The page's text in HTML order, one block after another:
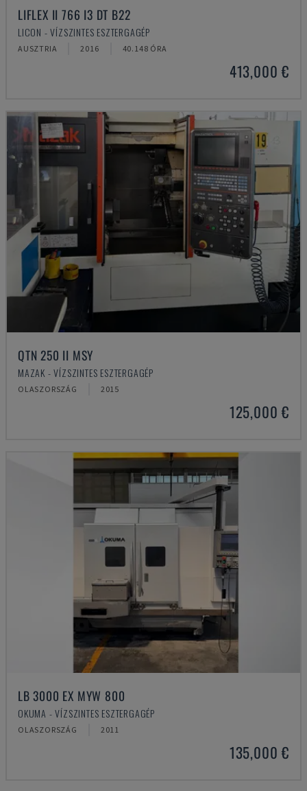
LIFLEX II 766 I3 DT B22
LICON - VÍZSZINTES ESZTERGAGÉP
AUSZTRIA 2016 40.148 ÓRA
413,000 €
QTN 250 II MSY
MAZAK - VÍZSZINTES ESZTERGAGÉP
OLASZORSZÁG 2015
125,000 €
LB 3000 EX MYW 800
OKUMA - VÍZSZINTES ESZTERGAGÉP
OLASZORSZÁG 2011
135,000 €